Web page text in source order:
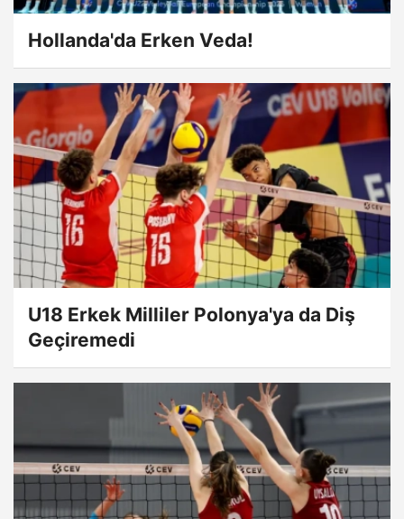
Hollanda'da Erken Veda!
U18 Erkek Milliler Polonya'ya da Diş
Geçiremedi